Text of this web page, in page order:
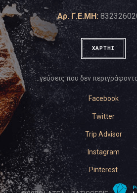
Αρ. Γ.Ε.ΜΗ:
ΧΑΡΤΗΣ
…γεύσεις που δεν
Facebook
Twitter
Trip Advisor
Instagram
Pinterest